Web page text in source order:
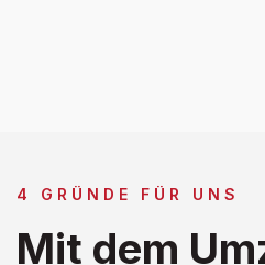
4 GRÜNDE FÜR UNS
Mit dem